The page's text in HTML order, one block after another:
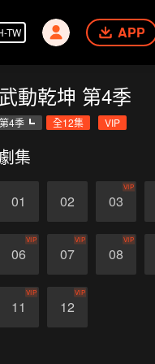
TW APP
武動乾坤 第4季
第4季 全12集 VIP
劇集
01 02 03
VIP
06
VIP
07
VIP
08
VIP
11
VIP
12
VIP